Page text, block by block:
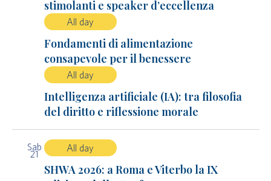
stimolanti e speaker d’eccellenza
All day
Fondamenti di alimentazione
consapevole per il benessere
All day
Intelligenza artificiale (IA): tra filosofia
del diritto e riflessione morale
Sab
21
All day
SHWA 2026: a Roma e Viterbo la IX